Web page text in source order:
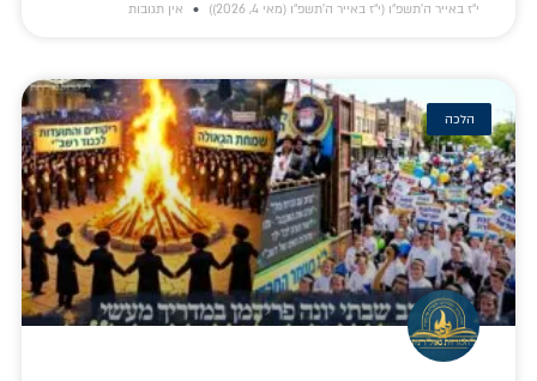
י״ז באייר ה׳תשפ״ו (י״ז באייר ה׳תשפ״ו (מאי 4, 2026)) אין תגובות
הלכה